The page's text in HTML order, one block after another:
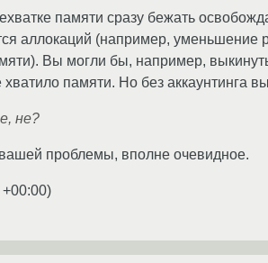
памяти сразу бежать
аллокаций (например, уменьшение
Вы могли бы, например,
памяти. Но без аккаунтинга
не?
проблемы, вполне очевидное.
)